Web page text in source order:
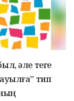
әле теге
тип